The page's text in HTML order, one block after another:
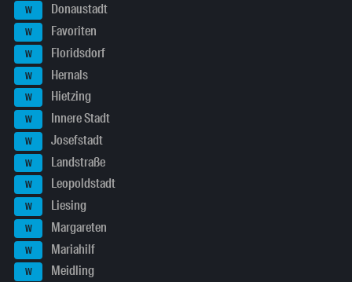
W Donaustadt
W Favoriten
W Floridsdorf
W Hernals
W Hietzing
W Innere Stadt
W Josefstadt
W Landstraße
W Leopoldstadt
W Liesing
W Margareten
W Mariahilf
W Meidling